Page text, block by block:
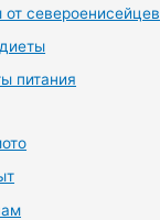
от североенисейцев
питания